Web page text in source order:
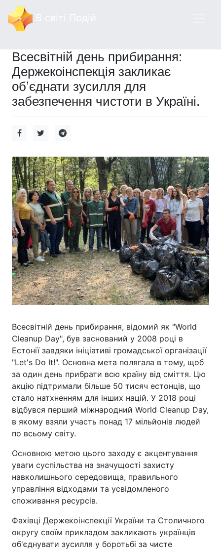
Всесвітній день прибирання:
Держекоінспекція закликає
обʼєднати зусилля для
забезпечення чистоти в Україні.
Всесвітній день прибирання, відомий як "World
Cleanup Day", був заснований у 2008 році в
Естонії завдяки ініціативі громадської організації
"Let's Do It!". Основна мета полягала в тому, щоб
за один день прибрати всю країну від сміття. Цю
акцію підтримали більше 50 тисяч естонців, що
стало натхненням для інших націй. У 2018 році
відбувся перший міжнародний World Cleanup Day,
в якому взяли участь понад 17 мільйонів людей
по всьому світу.
Основною метою цього заходу є акцентування
уваги суспільства на значущості захисту
навколишнього середовища, правильного
управління відходами та усвідомленого
споживання ресурсів.
Фахівці Держекоінспекції України та Столичного
округу своїм прикладом закликають українців
об'єднувати зусилля у боротьбі за чисте